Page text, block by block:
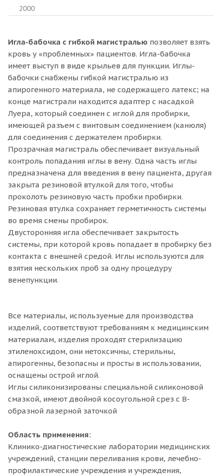
2000
Игла-бабочка с гибкой магистралью позволяет взять
кровь у «проблемных» пациентов. Игла-бабочка
имеет выступ в виде крыльев для пункции. Иглы-
бабочки снабжены гибкой магистралью из
апирогенного материала, не содержащего латекс; на
конце магистрали находится адаптер с насадкой
Луера, который соединен с иглой для пробирки,
имеющей разъем с винтовым соединением (канюля)
для соединения с держателем пробирки.
Прозрачная магистраль обеспечивает визуальный
контроль попадания иглы в вену. Одна часть иглы
предназначена для введения в вену пациента, другая
закрыта резиновой втулкой для того, чтобы
проколоть резиновую часть пробки пробирки.
Резиновая втулка сохраняет герметичность системы
во время смены пробирок.
Двусторонняя игла обеспечивает закрытость
системы, при которой кровь попадает в пробирку без
контакта с внешней средой. Иглы используются для
взятия нескольких проб за одну процедуру
венепункции.
Все материалы, используемые для производства
изделий, соответствуют требованиям к медицинским
материалам, изделия проходят стерилизацию
этиленоксидом, они нетоксичны, стерильны,
апирогенны, безопасны и просты в использовании,
оснащены острой иглой.
Иглы силиконизированы специальной силиконовой
смазкой, имеют двойной косоугольной срез с В-
образной лазерной заточкой
Область применения:
Клинико-диагностические лаборатории медицинских
учреждений, станции переливания крови, лечебно-
профилактические учреждения и учреждения,